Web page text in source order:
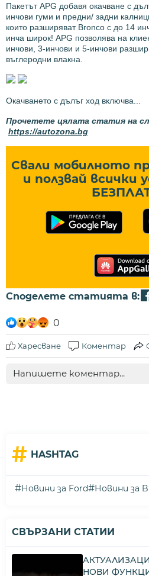
Пакетът APG добавя окачване с
инчови гуми и предни/ задни
които разширяват Bronco с до 14
инча широк! APG позволява на
инчови, 3-инчови и 5-инчови
въглеродни влакна.
Окачването с дълъг ход включва...
Прочетете цялата статия на
https://autozona.bg
Свали мобилното
и ползвай всички
Споделете статията в:
0
Харесване Коментар
# HASHTAG
#Новини за Ford#Новини за
СВЪРЗАНИ СТАТИИ
НОВИ